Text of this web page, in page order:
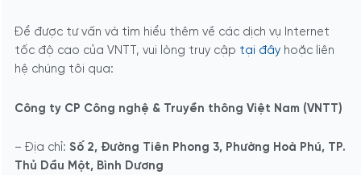
Để được tư vấn và tìm hiểu thêm về các dịch vụ Internet
tốc độ cao của VNTT, vui lòng truy cập tại đây hoặc liên
hệ chúng tôi qua:
Công ty CP Công nghệ & Truyền thông Việt Nam (VNTT)
– Địa chỉ: Số 2, Đường Tiên Phong 3, Phường Hoà Phú, TP.
Thủ Dầu Một, Bình Dương